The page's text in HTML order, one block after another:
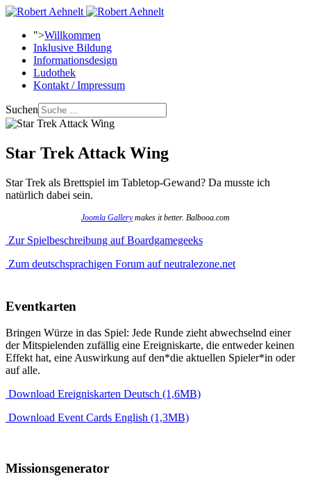
">Willkommen
Inklusive Bildung
Informationsdesign
Ludothek
Kontakt / Impressum
Suchen
Star Trek Attack Wing
Star Trek als Brettspiel im Tabletop-Gewand? Da musste ich
natürlich dabei sein.
Joomla Gallerymakes it better. Balbooa.com
Zur Spielbeschreibung auf Boardgamegeeks
Zum deutschsprachigen Forum auf neutralezone.net
Eventkarten
Bringen Würze in das Spiel: Jede Runde zieht abwechselnd einer
der Mitspielenden zufällig eine Ereigniskarte, die entweder keinen
Effekt hat, eine Auswirkung auf den*die aktuellen Spieler*in oder
auf alle.
Download Ereigniskarten Deutsch (1,6MB)
Download Event Cards English (1,3MB)
Missionsgenerator